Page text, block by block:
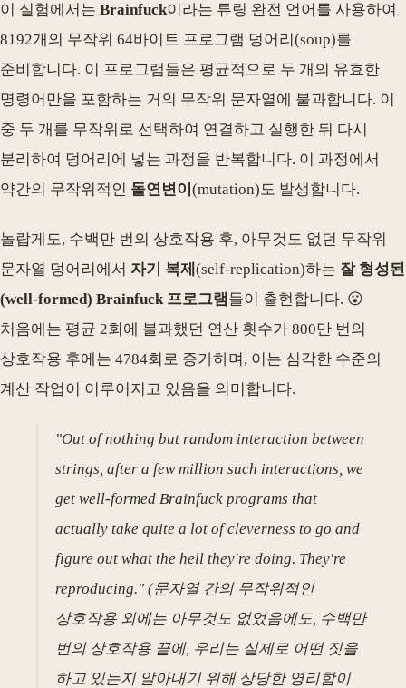
이 실험에서는 Brainfuck이라는 튜링 완전 언어를 사용하여
8192개의 무작위 64바이트 프로그램 덩어리(soup)를
준비합니다. 이 프로그램들은 평균적으로 두 개의 유효한
명령어만을 포함하는 거의 무작위 문자열에 불과합니다. 이
중 두 개를 무작위로 선택하여 연결하고 실행한 뒤 다시
분리하여 덩어리에 넣는 과정을 반복합니다. 이 과정에서
약간의 무작위적인 돌연변이 (mutation)도 발생합니다.
놀랍게도, 수백만 번의 상호작용 후, 아무것도 없던 무작위
문자열 덩어리에서 자기 복제 (self-replication)하는 잘 형성된
(well-formed) Brainfuck 프로그램들이 출현합니다. 😮
처음에는 평균 2회에 불과했던 연산 횟수가 800만 번의
상호작용 후에는 4784회로 증가하며, 이는 심각한 수준의
계산 작업이 이루어지고 있음을 의미합니다.
"Out of nothing but random interaction between
strings, after a few million such interactions, we
get well-formed Brainfuck programs that
actually take quite a lot of cleverness to go and
figure out what the hell they're doing. They're
reproducing." (문자열 간의 무작위적인
상호작용 외에는 아무것도 없었음에도, 수백만
번의 상호작용 끝에, 우리는 실제로 어떤 짓을
하고 있는지 알아내기 위해 상당한 영리함이